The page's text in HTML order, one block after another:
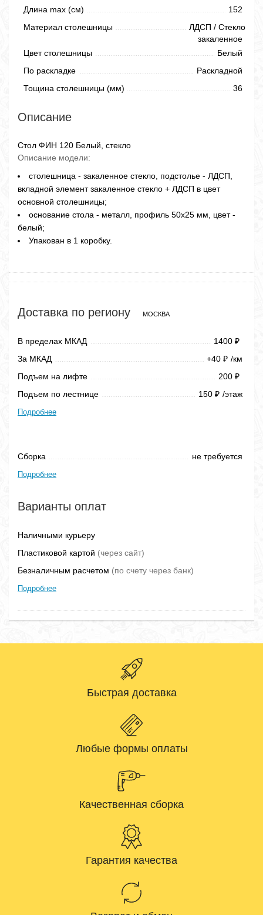
Длина max (см)
152
Материал столешницы
ЛДСП / Стекло
закаленное
Цвет столешницы
Белый
По раскладке
Раскладной
Тощина столешницы (мм)
36
Описание
Стол ФИН 120 Белый, стекло
Описание модели:
столешница - закаленное стекло, подстолье - ЛДСП,
вкладной элемент закаленное стекло + ЛДСП в цвет
основной столешницы;
основание стола - металл, профиль 50х25 мм, цвет -
белый;
Упакован в 1 коробку.
Доставка по региону МОСКВА
В пределах МКАД 1400 ₽
За МКАД +40 ₽ /км
Подъем на лифте
200 ₽
Подъем по лестнице 150 ₽ /этаж
Подробнее
Сборка не требуется
Подробнее
Варианты оплат
Наличными курьеру
Пластиковой картой (через сайт)
Безналичным расчетом (по счету через банк)
Подробнее
Быстрая доставка
Любые формы оплаты
Качественная сборка
Гарантия качества